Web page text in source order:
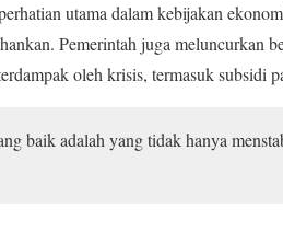
utama dalam kebijakan
Pemerintah juga meluncurkan
oleh krisis, termasuk subsidi
baik adalah yang tidak hanya